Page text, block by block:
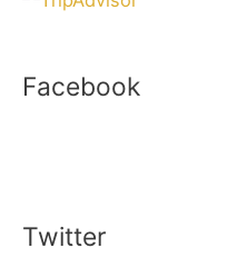
Facebook
Twitter